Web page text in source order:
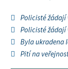
Policisté
Policisté
Byla ukradena
Pití na